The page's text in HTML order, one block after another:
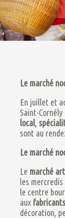
Le marché
En juillet et
Saint-
local
sont au
Le marché
Le marché
les
le centre
aux fabricants
décoration,